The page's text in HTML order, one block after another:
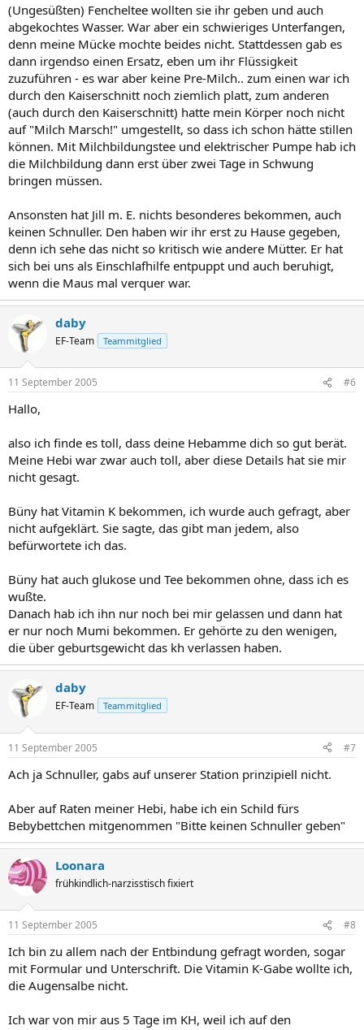
(Ungesüßten) Fencheltee wollten sie ihr geben und auch
abgekochtes Wasser. War aber ein schwieriges Unterfangen,
denn meine Mücke mochte beides nicht. Stattdessen gab es
dann irgendso einen Ersatz, eben um ihr Flüssigkeit
zuzuführen - es war aber keine Pre-Milch.. zum einen war ich
durch den Kaiserschnitt noch ziemlich platt, zum anderen
(auch durch den Kaiserschnitt) hatte mein Körper noch nicht
auf "Milch Marsch!" umgestellt, so dass ich schon hätte stillen
können. Mit Milchbildungstee und elektrischer Pumpe hab ich
die Milchbildung dann erst über zwei Tage in Schwung
bringen müssen.
Ansonsten hat Jill m. E. nichts besonderes bekommen, auch
keinen Schnuller. Den haben wir ihr erst zu Hause gegeben,
denn ich sehe das nicht so kritisch wie andere Mütter. Er hat
sich bei uns als Einschlafhilfe entpuppt und auch beruhigt,
wenn die Maus mal verquer war.
daby
EF-Team Teammitglied
11 September 2005 #6
Hallo,
also ich finde es toll, dass deine Hebamme dich so gut berät.
Meine Hebi war zwar auch toll, aber diese Details hat sie mir
nicht gesagt.
Büny hat Vitamin K bekommen, ich wurde auch gefragt, aber
nicht aufgeklärt. Sie sagte, das gibt man jedem, also
befürwortete ich das.
Büny hat auch glukose und Tee bekommen ohne, dass ich es
wußte.
Danach hab ich ihn nur noch bei mir gelassen und dann hat
er nur noch Mumi bekommen. Er gehörte zu den wenigen,
die über geburtsgewicht das kh verlassen haben.
daby
EF-Team Teammitglied
11 September 2005 #7
Ach ja Schnuller, gabs auf unserer Station prinzipiell nicht.
Aber auf Raten meiner Hebi, habe ich ein Schild fürs
Bebybettchen mitgenommen "Bitte keinen Schnuller geben"
Loonara
frühkindlich-narzisstisch fixiert
11 September 2005 #8
Ich bin zu allem nach der Entbindung gefragt worden, sogar
mit Formular und Unterschrift. Die Vitamin K-Gabe wollte ich,
die Augensalbe nicht.
Ich war von mir aus 5 Tage im KH, weil ich auf den